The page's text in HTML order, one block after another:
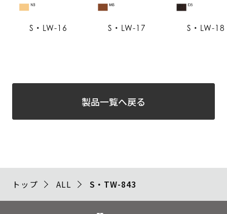
S・LW-16 S・LW-17 S・LW-18
製品一覧へ戻る
トップ ALL S・TW-843